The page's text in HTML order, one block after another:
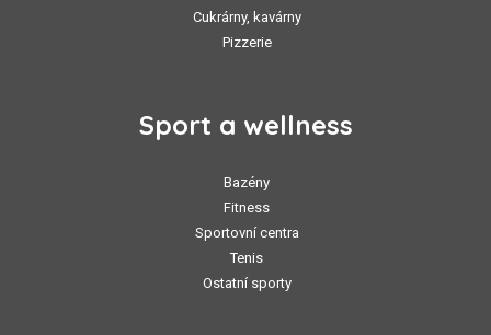
Cukrárny, kavárny
Pizzerie
Sport a wellness
Bazény
Fitness
Sportovní centra
Tenis
Ostatní sporty